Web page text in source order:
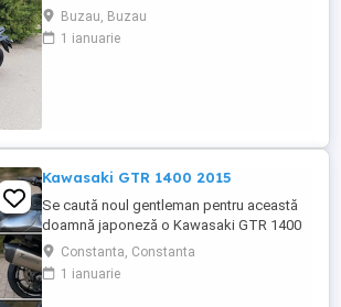
5000km Stare impecabila , fara cazaturi
ITP valabil pana in noiembrie 2027 Revizii
si schimb de ulei in service autorizat
Buzau, Buzau
1 ianuarie
Kawasaki GTR 1400 2015
Se caută noul gentleman pentru această
doamnă japoneză o Kawasaki GTR 1400
care încă întoarce priviri și iubește
kilometrii. A fost răsfățată, întreținută la
timp și tratată cu respect. O dau doar
Constanta, Constanta
1 ianuarie